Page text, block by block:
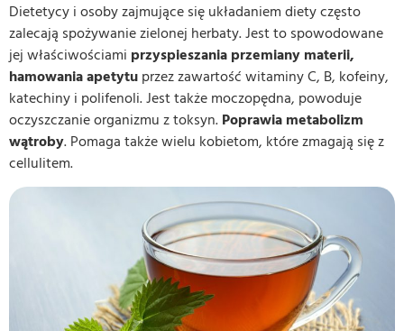
Dietetycy i osoby zajmujące się układaniem diety często
zalecają spożywanie zielonej herbaty. Jest to spowodowane
jej właściwościami przyspieszania przemiany materii,
hamowania apetytu przez zawartość witaminy C, B, kofeiny,
katechiny i polifenoli. Jest także moczopędna, powoduje
oczyszczanie organizmu z toksyn. Poprawia metabolizm
wątroby. Pomaga także wielu kobietom, które zmagają się z
cellulitem.